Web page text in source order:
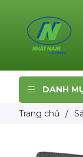
DANH
Trang chủ /